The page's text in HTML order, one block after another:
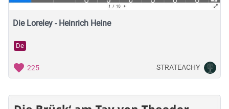
Die Loreley - Heinrich Heine
De
225 STRATEACHY